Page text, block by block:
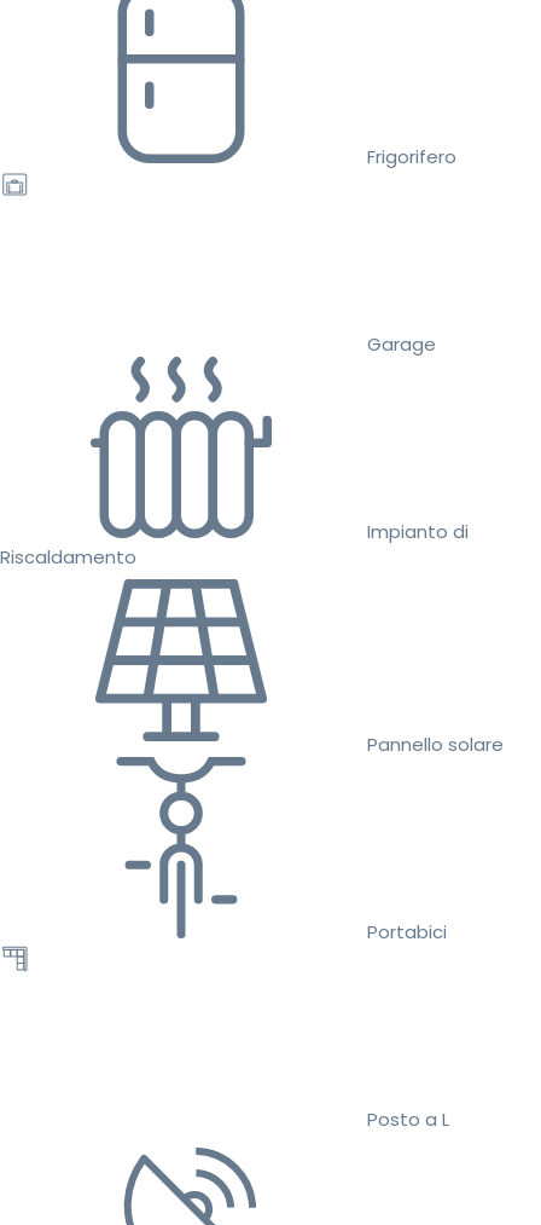
Frigorifero
Garage
Impianto di
Riscaldamento
Pannello solare
Portabici
Posto a L